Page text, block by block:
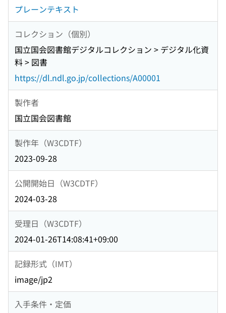
プレーンテキスト
コレクション（個別）
国立国会図書館デジタルコレクション > デジタル化資
料 > 図書
https://dl.ndl.go.jp/collections/A00001
製作者
国立国会図書館
製作年（W3CDTF）
2023-09-28
公開開始日（W3CDTF）
2024-03-28
受理日（W3CDTF）
2024-01-26T14:08:41+09:00
記録形式（IMT）
image/jp2
入手条件・定価